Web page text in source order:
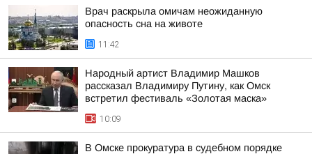
Врач раскрыла омичам неожиданную
опасность сна на животе
11:42
Народный артист Владимир Машков
рассказал Владимиру Путину, как Омск
встретил фестиваль «Золотая маска»
10:09
В Омске прокуратура в судебном порядке